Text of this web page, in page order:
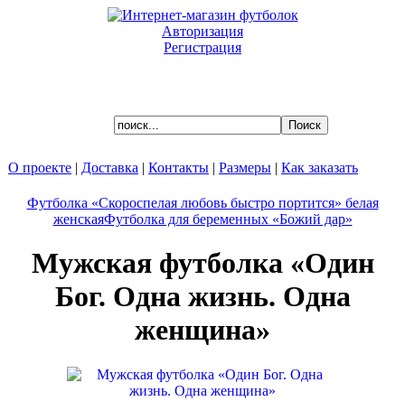
Авторизация
Регистрация
О проекте | Доставка | Контакты | Размеры | Как заказать
Футболка «Скороспелая любовь быстро портится» белая
женскаяФутболка для беременных «Божий дар»
Мужская футболка «Один
Бог. Одна жизнь. Одна
женщина»